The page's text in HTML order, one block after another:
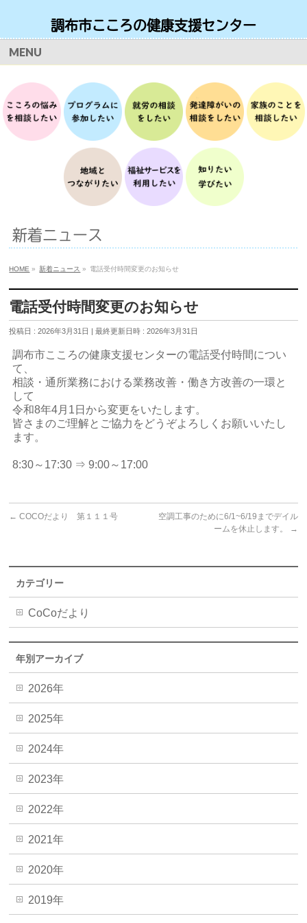
調布市こころの健康支援センター
お問い合わせ・ご予約 月曜日から土曜日 9時から17時
TEL042-490-8166
MENU
新着ニュース
HOME » 新着ニュース » 電話受付時間変更のお知らせ
電話受付時間変更のお知らせ
投稿日 : 2026年3月31日 最終更新日時 : 2026年3月31日
調布市こころの健康支援センターの電話受付時間につい
て、
相談・通所業務における業務改善・働き方改善の一環と
して
令和8年4月1日から変更をいたします。
皆さまのご理解とご協力をどうぞよろしくお願いいたし
ます。
8:30～17:30 ⇒ 9:00～17:00
← COCOだより 第１１１号
空調工事のために6/1~6/19までデイル
ームを休止します。
→
カテゴリー
CoCoだより
年別アーカイブ
2026年
2025年
2024年
2023年
2022年
2021年
2020年
2019年